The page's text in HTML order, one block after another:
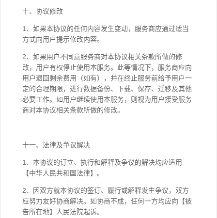
十、协议修改
1、如果本协议的任何内容发生变动，服务商应通过适当
方式向用户提示修改内容。
2、如果用户不同意服务商对本协议相关条款所做的修
改，用户有权停止使用本服务。此等情况下，服务商应向
用户退回剩余费用（如有），并在终止服务前给予用户一
定的合理期限，进行数据备份、下载、保存、迁移及其他
必要工作。如用户继续使用本服务，则视为用户接受服务
商对本协议相关条款所做的修改。
十一、法律及争议解决
1、本协议的订立、执行和解释及争议的解决均应适用
【中华人民共和国法律】。
2、因双方就本协议的签订、履行或解释发生争议，双方
应努力友好协商解决。如协商不成，任何一方均应向【被
告所在地】人民法院起诉。